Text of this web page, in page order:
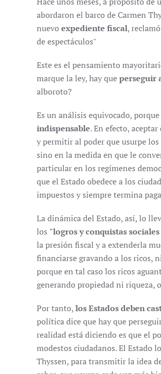
abordaron el barco de Carmen
nuevo expediente fiscal,
de espectáculos"
Este es el pensamiento
marque la ley, hay queperseguir
alboroto?
Es un análisis equivocado,
indispensable. En efecto,
y permitir al poder que usurpe
sino en la medida en que le
particular en los regímenes
que el Estado obedece a los
impuestos y siempre termina
La dinámica del Estado, así, lo
los "logros y conquistas
la presión fiscal y a extenderla
financiarse gravando a los ricos,
porque en tal caso los ricos
generando propiedad ni riqueza,
Por tanto,los Estados deben
política dice que hay que
realidad está diciendo es que el
modestos ciudadanos. El Estado
Thyssen, para transmitir la idea